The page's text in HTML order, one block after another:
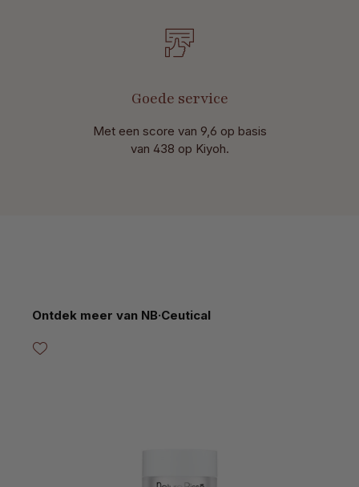
Goede service
Met een score van 9,6 op basis
van 438 op Kiyoh.
Productgalerij overslaan
Ontdek meer van NB·Ceutical